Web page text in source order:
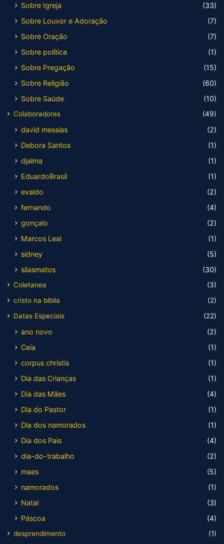
Sobre Igreja
(33)
Sobre Louvor e Adoração
(7)
Sobre Oração
(7)
Sobre política
(1)
Sobre Pregação
(15)
Sobre Religião
(60)
Sobre Saúde
(10)
Colaboradores (49)
david messias
(2)
Debora Santos
(1)
djalma
(1)
EduardoBrasil
(1)
evaldo
(2)
fernando
(4)
gonçalo
(2)
Marcos Leal
(1)
sidney
(5)
silasmatos
(30)
Coletanea
(3)
cristo na bíblia
(2)
Datas Especiais
(22)
ano novo
(2)
Ceia
(1)
corpus christis
(1)
Dia das Crianças
(1)
Dia das Mães
(4)
Dia do Pastor
(1)
Dia dos namorados
(1)
Dia dos Pais
(4)
dia-do-trabalho
(2)
maes
(5)
namorados
(1)
Natal
(3)
Páscoa
(4)
desprendimento
(1)